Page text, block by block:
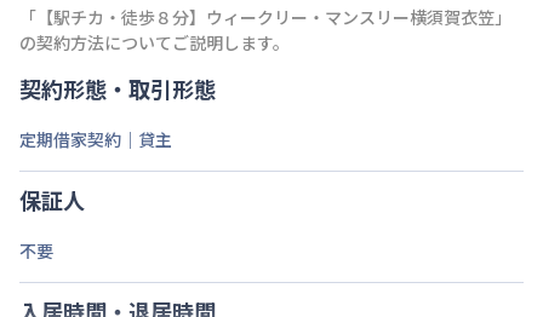
「 【駅チカ・徒歩８分】ウィークリー・マンスリー横須賀衣笠 」
の契約方法についてご説明します。
契約形態・取引形態
定期借家契約｜貸主
保証人
不要
入居時間・退居時間